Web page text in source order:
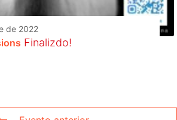
de 2022
Finalizdo!